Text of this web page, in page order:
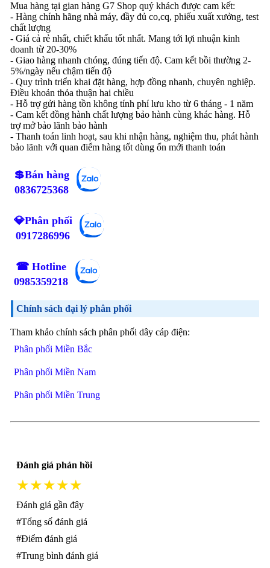
Mua hàng tại gian hàng G7 Shop quý khách được cam kết:
- Hàng chính hãng nhà máy, đầy đủ co,cq, phiếu xuất xưởng, test
chất lượng
- Giá cả rẻ nhất, chiết khấu tốt nhất. Mang tới lợi nhuận kinh
doanh từ 20-30%
- Giao hàng nhanh chóng, đúng tiến độ. Cam kết bồi thường 2-
5%/ngày nếu chậm tiến độ
- Quy trình triển khai đặt hàng, hợp đồng nhanh, chuyên nghiệp.
Điều khoản thỏa thuận hai chiều
- Hỗ trợ gửi hàng tồn không tính phí lưu kho từ 6 tháng - 1 năm
- Cam kết đồng hành chất lượng bảo hành cùng khác hàng. Hỗ
trợ mở bảo lãnh bảo hành
- Thanh toán linh hoạt, sau khi nhận hàng, nghiệm thu, phát hành
bảo lãnh với quan điểm hàng tốt dùng ổn mới thanh toán
💲Bán hàng
0836725368
💎Phân phối
0917286996
☎ Hotline
0985359218
Chính sách đại lý phân phối
Tham khảo chính sách phân phối dây cáp điện:
Phân phối Miền Bắc
Phân phối Miền Nam
Phân phối Miền Trung
Đánh giá phản hồi
★★★★★
Đánh giá gần đây
#Tổng số đánh giá
#Điểm đánh giá
#Trung bình đánh giá